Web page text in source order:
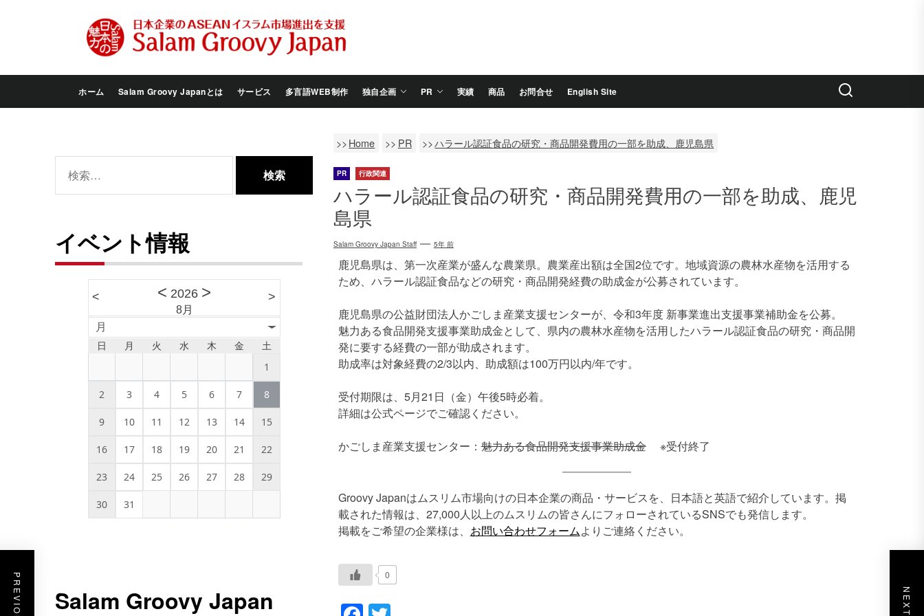
Groovy
Japan
ホーム Salam Groovy Japanとは サービス 多言語WEB制作 独自企画 PR 実績 商品 お問合せ English Site
Home PR ハラール認証食品の研究・商品開発費用の一部を助成、鹿児島県
PR 行政関連
ハラール認証食品の研究・商品開発費用の一部を助成、鹿児
島県
Salam Groovy Japan Staff 5年 前
鹿児島県は、第一次産業が盛んな農業県。農業産出額は全国2位です。地域資源の農林水産物を活用する
ため、ハラール認証食品などの研究・商品開発経費の助成金が公募されています。
鹿児島県の公益財団法人かごしま産業支援センターが、令和3年度 新事業進出支援事業補助金を公募。
魅力ある食品開発支援事業助成金として、県内の農林水産物を活用したハラール認証食品の研究・商品開
発に要する経費の一部が助成されます。
助成率は対象経費の2/3以内、助成額は100万円以内/年です。
受付期限は、5月21日（金）午後5時必着。
詳細は公式ページでご確認ください。
かごしま産業支援センター：魅力ある食品開発支援事業助成金※受付終了
Groovy Japanはムスリム市場向けの日本企業の商品・サービスを、日本語と英語で紹介しています。掲
載された情報は、27,000人以上のムスリムの皆さんにフォローされているSNSでも発信します。
掲載をご希望の企業様は、 お問い合わせフォームよりご連絡ください。
0
索:
イベント情報
< < 2026 >
8月
>
月
日 月 火 水 木 金 土
1
2 3 4 5 6 7 8
9 10 11 12 13 14 15
16 17 18 19 20 21 22
23 24 25 26 27 28 29
30 31
Salam Groovy Japan